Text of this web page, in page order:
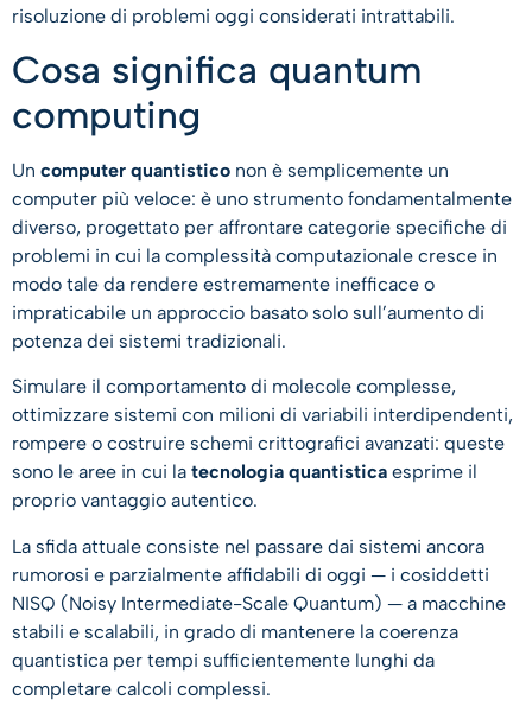
risoluzione di problemi oggi considerati intrattabili.
Cosa significa quantum
computing
Un computer quantistico non è semplicemente un
computer più veloce: è uno strumento fondamentalmente
diverso, progettato per affrontare categorie specifiche di
problemi in cui la complessità computazionale cresce in
modo tale da rendere estremamente inefficace o
impraticabile un approccio basato solo sull’aumento di
potenza dei sistemi tradizionali.
Simulare il comportamento di molecole complesse,
ottimizzare sistemi con milioni di variabili interdipendenti,
rompere o costruire schemi crittografici avanzati: queste
sono le aree in cui la tecnologia quantistica esprime il
proprio vantaggio autentico.
La sfida attuale consiste nel passare dai sistemi ancora
rumorosi e parzialmente affidabili di oggi — i cosiddetti
NISQ (Noisy Intermediate-Scale Quantum) — a macchine
stabili e scalabili, in grado di mantenere la coerenza
quantistica per tempi sufficientemente lunghi da
completare calcoli complessi.